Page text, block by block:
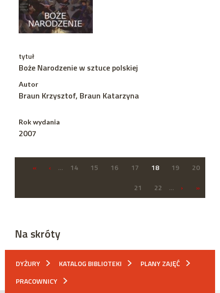
tytuł
Boże Narodzenie w sztuce polskiej
Autor
Braun Krzysztof, Braun Katarzyna
Rok wydania
2007
« ‹ … 14 15 16 17 18 19
20
21
22 … › »
Na skróty
DYŻURY KATALOG BIBLIOTEKI
PLANY ZAJĘĆ
PRACOWNICY